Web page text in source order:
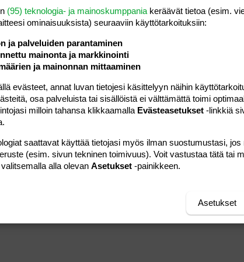
Viestiä 6
Luettu 531
(95) teknologia- ja mainoskumppania keräävät tietoa (esim.
ominaisuuk­sista) seuraaviin käyttötarkoituksiin:
ja palveluiden parantaminen
mainonta ja markkinointi
ja mainonnan mittaaminen
evästeet, annat luvan tietojesi käsittelyyn näihin
osa palveluista tai sisällöistä ei välttämättä toimi
milloin tahansa klikkaamalla Evästeasetukset -linkkiä
saattavat käyttää tietojasi myös ilman suostumustasi, jos
(esim. sivun tekninen toimivuus). Voit vastustaa tätä tai
alla olevan Asetukset -painikkeen.
Asetukset